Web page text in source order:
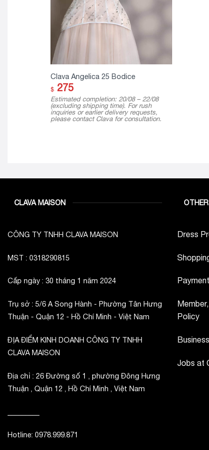
Clava Angelica 25 Bodice
$275
Estimated completion: 20/08 – 22/08
(excluding shipping time). For rush
inquiries or earlier delivery requests,
please contact Clava for consultation.
CLAVA MAISON
CÔNG TY TNHH CLAVA MAISON
MST : 0318290815
Cấp ngày : 30 tháng 1 năm 2024
Trụ sở : 5/6 A Song Hành - Phường Tân Hưng
Thuận - Quận 12 - Hồ Chí Minh - Việt Nam
ĐỊA ĐIỂM KINH DOANH CÔNG TY TNHH
CLAVA MAISON
Địa chỉ : 26 Đường số 1 , phường Đông Hưng
Thuận , Quận 12 , Hồ Chí Minh , Việt Nam
Hotline: 0978.999.871
Dress
Policy
Jobs at